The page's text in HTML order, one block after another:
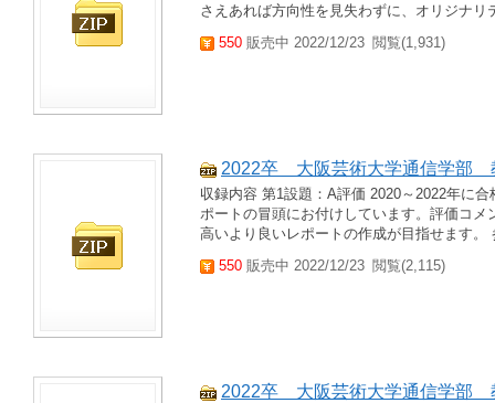
さえあれば方向性を見失わずに、オリジナ
550 販売中 2022/12/23 閲覧(1,931)
2022卒＿大阪芸術大学通信学部
収録内容 第1設題：A評価 2020～2022年に
ポートの冒頭にお付けしています。評価コ
高いより良いレポートの作成が目指せます
550 販売中 2022/12/23 閲覧(2,115)
2022卒＿大阪芸術大学通信学部